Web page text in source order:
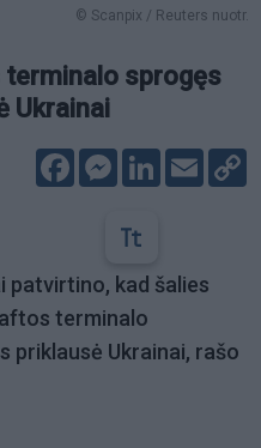
© Scanpix / Reuters nuotr.
terminalo sprogęs
Ukrainai
FacebookMessenger
LinkedIn
Email
patvirtino, kad šalies
terminalo
priklausė Ukrainai, rašo